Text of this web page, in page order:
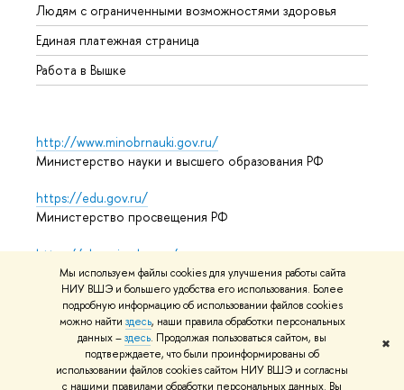
Мы используем файлы cookies для улучшения работы сайта
НИУ ВШЭ и большего удобства его использования. Более
подробную информацию об использовании файлов cookies
можно найти здесь, наши правила обработки персональных
данных –здесь. Продолжая пользоваться сайтом, вы
подтверждаете, что были проинформированы об
использовании файлов cookies сайтом НИУ ВШЭ и согласны
с нашими правилами обработки персональных данных. Вы
✖
Людям с ограниченными возможностями здоровья
Единая платежная страница
Работа в Вышке
http://www.minobrnauki.gov.ru/
Министерство науки и высшего образования РФ
https://edu.gov.ru/
Министерство просвещения РФ
https://elearning.hse.ru/mooc
Массовые открытые онлайн-курсы
© НИУ ВШЭ 1993–2026 Адреса и контактыУсловия
использования материаловПолитика конфиденциальности
Карта сайта